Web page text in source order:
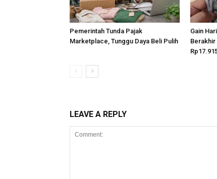
Pemerintah Tunda Pajak
Marketplace, Tunggu Daya Beli Pulih
Gain
Berakhir
LEAVE A REPLY